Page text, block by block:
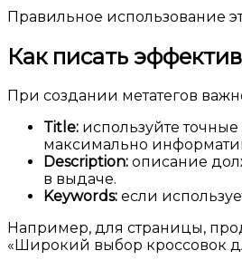
Правильное использование
Как писать
При создании метатегов
Title: используйте
максимально
Description: описание
в выдаче.
Keywords: если
Например, для страницы,
«Широкий выбор кроссовок